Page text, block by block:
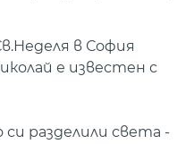
в София
е известен с
разделили света -